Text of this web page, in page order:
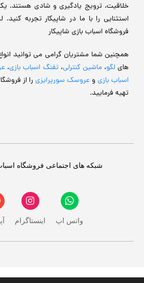
خلاقیت، ترویج یادگیری و شادی هستند.
استثنایی را با ما در شاپیکار تجربه
فروشگاه اسباب بازی شاپیکار
همچنین شما مشتریان گرامی می توانید
های لگو، ماشین کنترلی،تفنگ اسباب بازی،
اسباب بازی و عروسک سورپرایزی را از
تهیه فرمایید.
شبکه های اجتماعی فروشگاه
واتس اپ اینستاگرام